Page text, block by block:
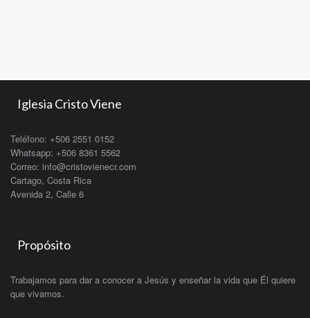
Iglesia Cristo Viene
Teléfono: +506 2551 0152
Whatsapp: +506 8361 5562
Correo: info@cristovienecr.com
Cartago, Costa Rica
Avenida 2, Calle 6
Propósito
Trabajamos para dar a conocer a Jesús y enseñar la vida que Él quiere
que vivamos.